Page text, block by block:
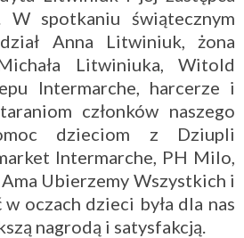
W spotkaniu świątecznym
Anna Litwiniuk, żona
Litwiniuka, Witold
Intermarche, harcerze i
członków naszego
dzieciom z Dziupli
Intermarche, PH Milo,
Ubierzemy Wszystkich i
oczach dzieci była dla nas
nagrodą i satysfakcją.